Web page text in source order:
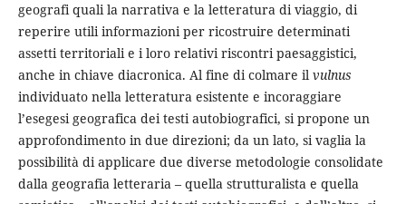
geografi quali la narrativa e la letteratura di viaggio, di
reperire utili informazioni per ricostruire determinati
assetti territoriali e i loro relativi riscontri paesaggistici,
anche in chiave diacronica. Al fine di colmare il vulnus
individuato nella letteratura esistente e incoraggiare
l’esegesi geografica dei testi autobiografici, si propone un
approfondimento in due direzioni; da un lato, si vaglia la
possibilità di applicare due diverse metodologie consolidate
dalla geografia letteraria – quella strutturalista e quella